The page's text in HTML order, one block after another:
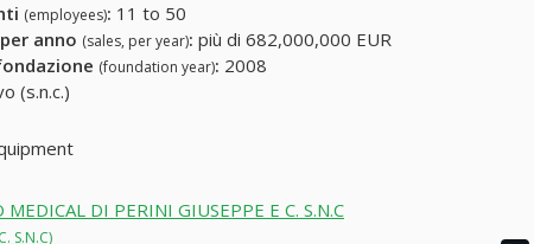
(employees): 11 to 50
anno (sales, per year): più di 682,000,000 EUR
(foundation year): 2008
(s.n.c.)
DI PERINI GIUSEPPE E C. S.N.C
S.N.C)